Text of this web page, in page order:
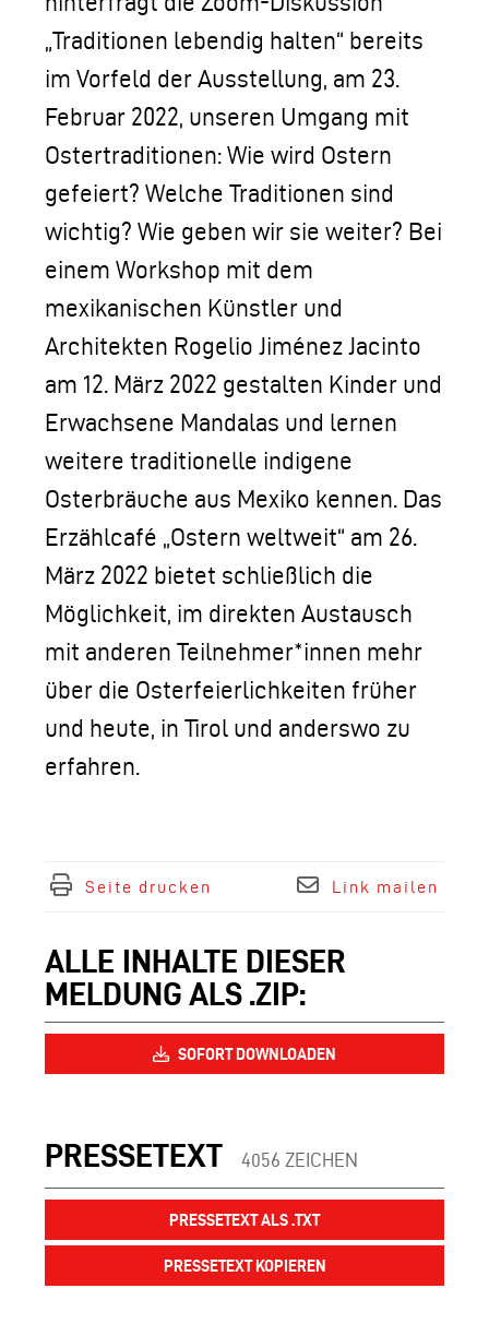
„Traditionen lebendig halten“ bereits
im Vorfeld der Ausstellung, am 23.
Februar 2022, unseren Umgang mit
Ostertraditionen: Wie wird Ostern
gefeiert? Welche Traditionen sind
wichtig? Wie geben wir sie weiter? Bei
einem Workshop mit dem
mexikanischen Künstler und
Architekten Rogelio Jiménez Jacinto
am 12. März 2022 gestalten Kinder und
Erwachsene Mandalas und lernen
weitere traditionelle indigene
Osterbräuche aus Mexiko kennen. Das
Erzählcafé „Ostern weltweit“ am 26.
März 2022 bietet schließlich die
Möglichkeit, im direkten Austausch
mit anderen Teilnehmer*innen mehr
über die Osterfeierlichkeiten früher
und heute, in Tirol und anderswo zu
erfahren.
Seite drucken Link mailen
ALLE INHALTE DIESER
MELDUNG ALS .ZIP:
SOFORT DOWNLOADEN
PRESSETEXT 4056 ZEICHEN
PRESSETEXT ALS .TXT
PRESSETEXT KOPIEREN